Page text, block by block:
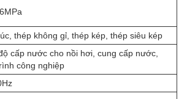
thép không gỉ, thép kép, thép siêu kép
cấp nước cho nồi hơi, cung cấp nước,
công nghiệp